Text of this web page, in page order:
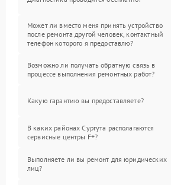
Может ли вместо меня принять устройство
после ремонта другой человек, контактный
телефон которого я предоставлю?
Возможно ли получать обратную связь в
процессе выполнения ремонтных работ?
Какую гарантию вы предоставляете?
В каких районах Сургута располагаются
сервисные центры F+?
Выполняете ли вы ремонт для юридических
лиц?